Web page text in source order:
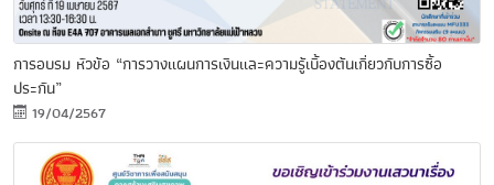
การอบรม หัวข้อ “การวางแผนการเงินและความรู้เบื้องต้นเกี่ยวกับการซื้อ
ประกัน”
19/04/2567